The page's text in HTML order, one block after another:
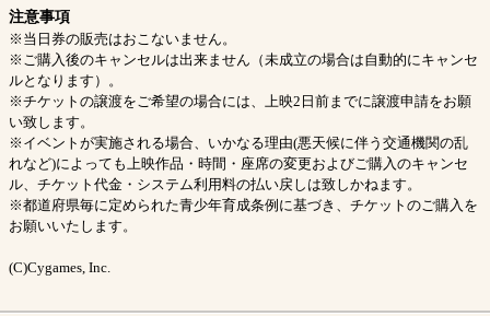
注意事項
※当日券の販売はおこないません。
※ご購入後のキャンセルは出来ません（未成立の場合は自動的にキャンセ
ルとなります）。
※チケットの譲渡をご希望の場合には、上映2日前までに譲渡申請をお願
い致します。
※イベントが実施される場合、いかなる理由(悪天候に伴う交通機関の乱
れなど)によっても上映作品・時間・座席の変更およびご購入のキャンセ
ル、チケット代金・システム利用料の払い戻しは致しかねます。
※都道府県毎に定められた青少年育成条例に基づき、チケットのご購入を
お願いいたします。
(C)Cygames, Inc.